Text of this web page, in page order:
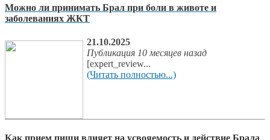
Можно ли принимать Брал при боли в животе и
заболеваниях ЖКТ
21.10.2025
Публикация 10 месяцев назад
[expert_review...
(Читать полностью...)